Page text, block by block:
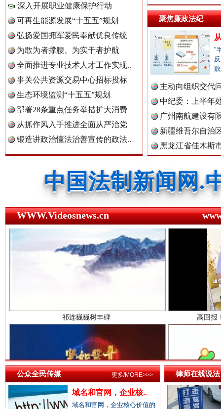
深入开展职业健康保护行动
可再生能源发展“十五五”规划
弘扬爱国拥军爱民奉献优良传统
为敢为者撑腰、为实干者护航
全面推进专业技术人才工作实现..
事关公共资源交易中心招标投标
生态环境监测“十五五”规划
部署28条重点任务举措扩大消费
从抓作风入手推进全面从严治党
锻造讲政治懂法治善宣传的政法..
定》
聚焦廉政法纪
"
主动向组织交代
李富民..
中纪委：上半年
广州南航建设有
新疆维吾尔自治
黑龙江省佳木斯
中国公众新闻网.
中国公民新闻网.
中国公共新闻网.
中国法制新闻网.
中国法治新闻网.
中国法院新闻网.
中国检察新闻网.
中国医药新闻网.
中国企业新闻网.
WWW.Videosnews.cn
祁连巍巍树丰碑 高回
一枚“钉子”竟然扎入要害部门
公众全民传媒
域名和官网，企业核..
域名和官网，企业核心价值的
更多/MORE>>> 律师在线说法